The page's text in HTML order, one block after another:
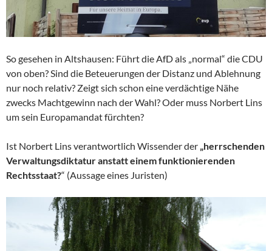
So gesehen in Altshausen: Führt die AfD als „normal“ die CDU
von oben? Sind die Beteuerungen der Distanz und Ablehnung
nur noch relativ? Zeigt sich schon eine verdächtige Nähe
zwecks Machtgewinn nach der Wahl? Oder muss Norbert Lins
um sein Europamandat fürchten?
Ist Norbert Lins verantwortlich Wissender der „herrschenden
Verwaltungsdiktatur anstatt einem funktionierenden
Rechtsstaat?“ (Aussage eines Juristen)